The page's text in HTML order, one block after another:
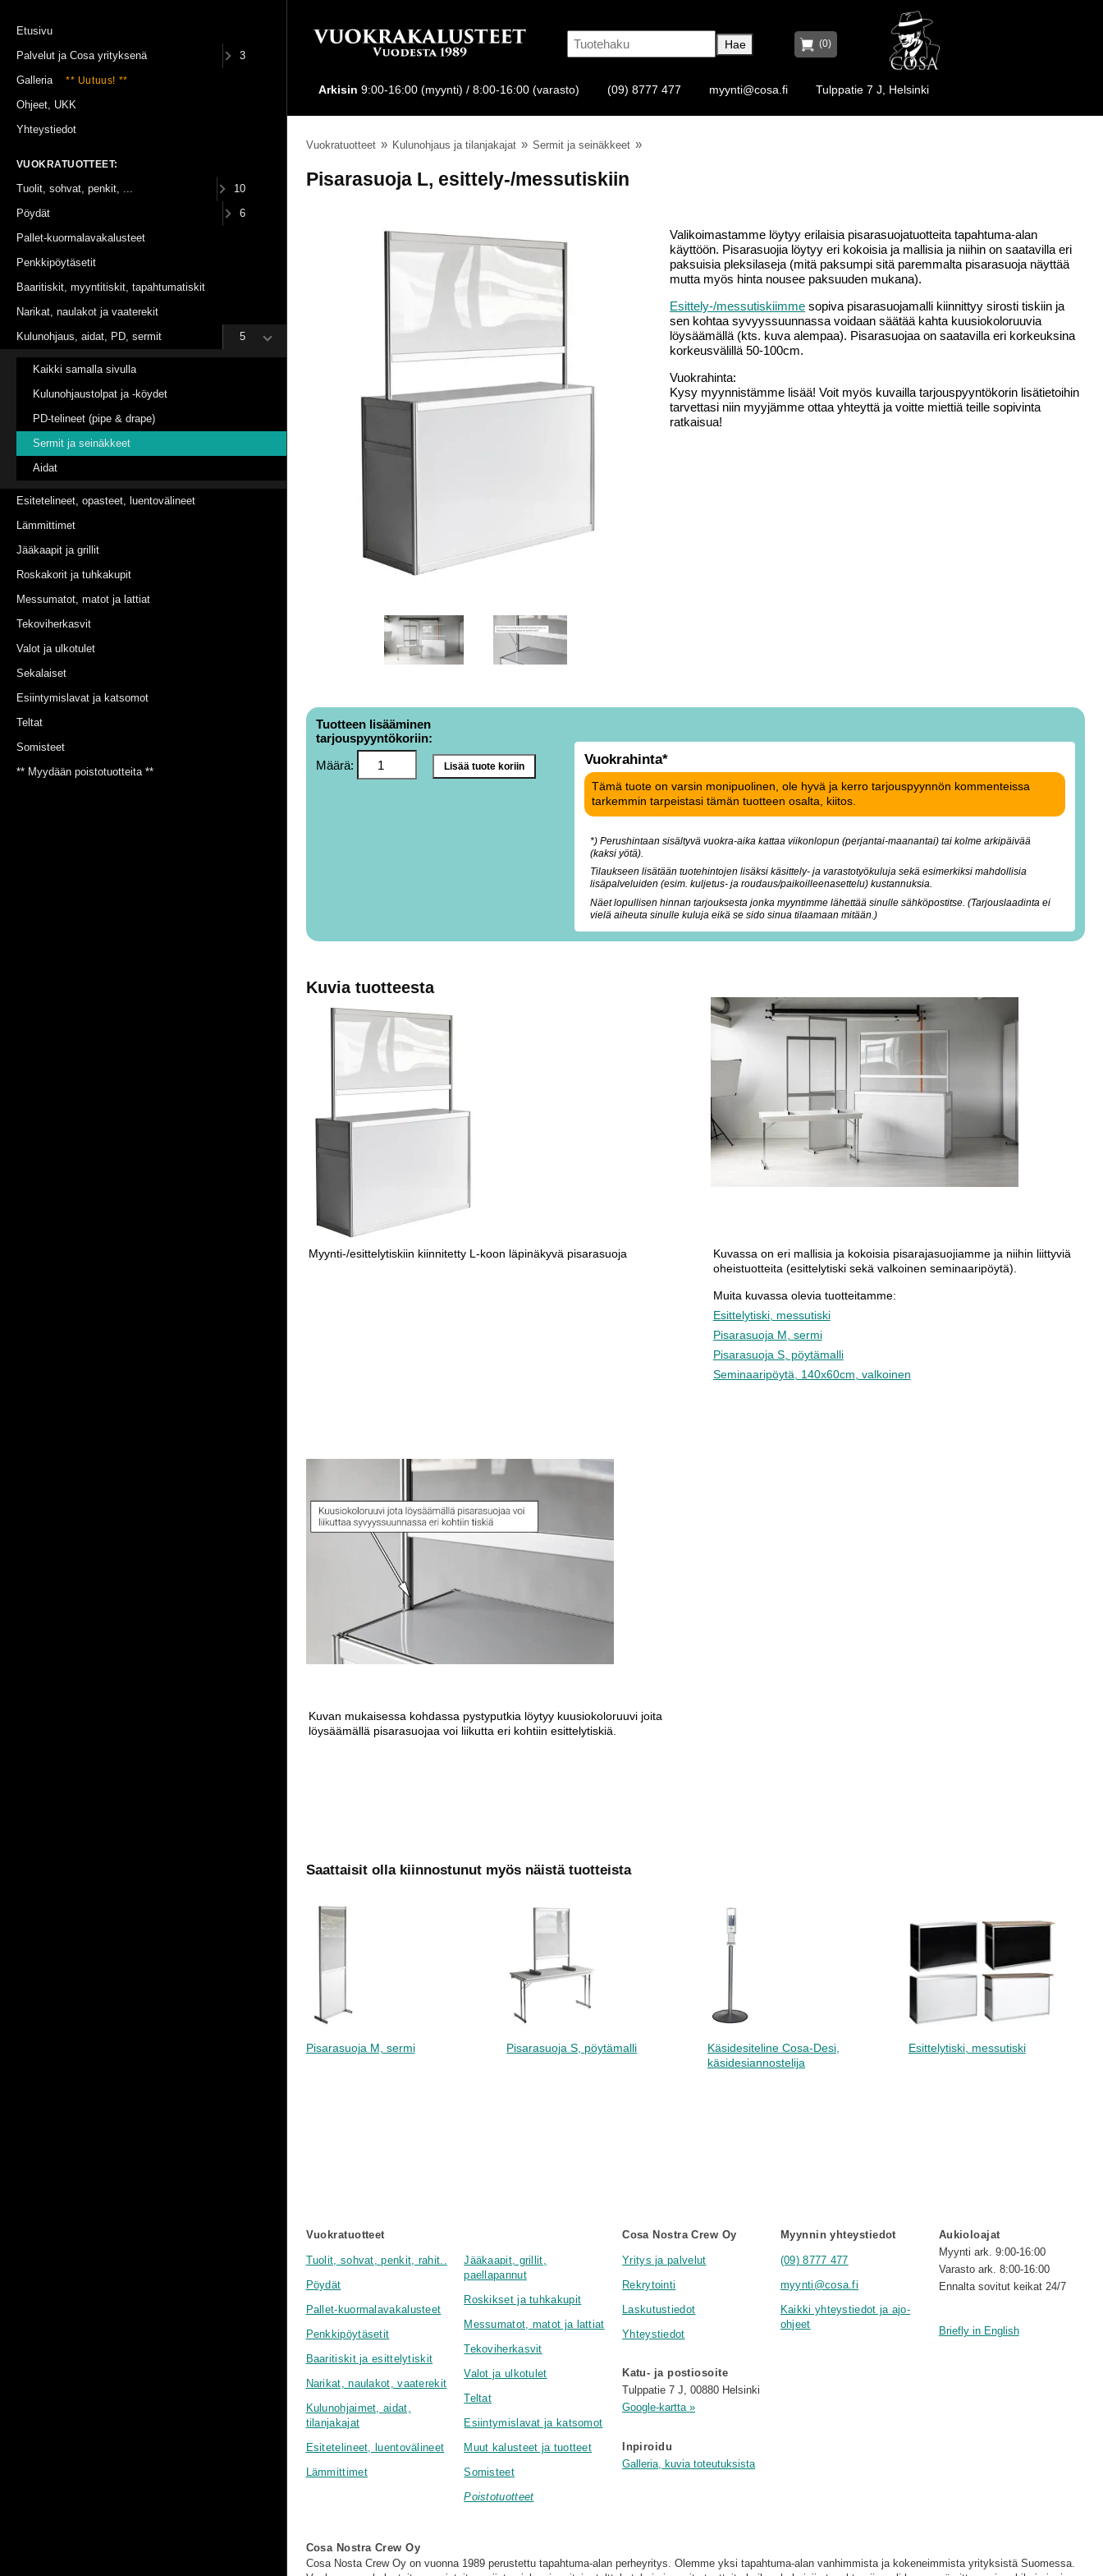
(0)
Arkisin 9:00-16:00 (myynti) / 8:00-16:00 (varasto) (09) 8777 477 myynti@cosa.fi Tulppatie 7 J, Helsinki
Vuokratuotteet Kulunohjaus ja tilanjakajat Sermit ja seinäkkeet
Pisarasuoja L, esittely-/messutiskiin
Valikoimastamme löytyy erilaisia pisarasuojatuotteita tapahtuma-alan
käyttöön. Pisarasuojia löytyy eri kokoisia ja mallisia ja niihin on saatavilla eri
paksuisia pleksilaseja (mitä paksumpi sitä paremmalta pisarasuoja näyttää
mutta myös hinta nousee paksuuden mukana).
Esittely-/messutiskiimme sopiva pisarasuojamalli kiinnittyy sirosti tiskiin ja
sen kohtaa syvyyssuunnassa voidaan säätää kahta kuusiokoloruuvia
löysäämällä (kts. kuva alempaa). Pisarasuojaa on saatavilla eri korkeuksina
korkeusvälillä 50-100cm.
Vuokrahinta:
Kysy myynnistämme lisää! Voit myös kuvailla tarjouspyyntökorin lisätietoihin
tarvettasi niin myyjämme ottaa yhteyttä ja voitte miettiä teille sopivinta
ratkaisua!
Tuotteen lisääminen
tarjouspyyntökoriin:
Määrä:
Vuokrahinta*
Tämä tuote on varsin monipuolinen, ole hyvä ja kerro tarjouspyynnön kommenteissa
tarkemmin tarpeistasi tämän tuotteen osalta, kiitos.
*) Perushintaan sisältyvä vuokra-aika kattaa viikonlopun (perjantai-maanantai) tai kolme arkipäivää
(kaksi yötä).
Tilaukseen lisätään tuotehintojen lisäksi käsittely- ja varastotyökuluja sekä esimerkiksi mahdollisia
lisäpalveluiden (esim. kuljetus- ja roudaus/paikoilleenasettelu) kustannuksia.
Näet lopullisen hinnan tarjouksesta jonka myyntimme lähettää sinulle sähköpostitse. (Tarjouslaadinta ei
vielä aiheuta sinulle kuluja eikä se sido sinua tilaamaan mitään.)
Kuvia tuotteesta
Myynti-/esittelytiskiin kiinnitetty L-koon läpinäkyvä pisarasuoja
Kuvassa on eri mallisia ja kokoisia pisarajasuojiamme ja niihin liittyviä
oheistuotteita (esittelytiski sekä valkoinen seminaaripöytä).
Muita kuvassa olevia tuotteitamme:
Esittelytiski, messutiski
Pisarasuoja M, sermi
Pisarasuoja S, pöytämalli
Seminaaripöytä, 140x60cm, valkoinen
Kuvan mukaisessa kohdassa pystyputkia löytyy kuusiokoloruuvi joita
löysäämällä pisarasuojaa voi liikutta eri kohtiin esittelytiskiä.
Saattaisit olla kiinnostunut myös näistä tuotteista
Pisarasuoja M, sermi Pisarasuoja S, pöytämalli
Käsidesiteline Cosa-Desi,
käsidesiannostelija
Esittelytiski, messutiski
Vuokratuotteet
Tuolit, sohvat, penkit, rahit..
Pöydät
Pallet-kuormalavakalusteet
Penkkipöytäsetit
Baaritiskit ja esittelytiskit
Narikat, naulakot, vaaterekit
Kulunohjaimet, aidat,
tilanjakajat
Esitetelineet, luentovälineet
Lämmittimet
Jääkaapit, grillit,
paellapannut
Roskikset ja tuhkakupit
Messumatot, matot ja lattiat
Tekoviherkasvit
Valot ja ulkotulet
Teltat
Esiintymislavat ja katsomot
Muut kalusteet ja tuotteet
Somisteet
Poistotuotteet
Cosa Nostra Crew Oy
Yritys ja palvelut
Rekrytointi
Laskutustiedot
Yhteystiedot
Katu- ja postiosoite
Tulppatie 7 J, 00880 Helsinki
Google-kartta »
Inpiroidu
Galleria, kuvia toteutuksista
Myynnin yhteystiedot
(09) 8777 477
myynti@cosa.fi
Kaikki yhteystiedot ja ajo-
ohjeet
Aukioloajat
Myynti ark. 9:00-16:00
Varasto ark. 8:00-16:00
Ennalta sovitut keikat 24/7
Briefly in English
Cosa Nostra Crew Oy
Cosa Nosta Crew Oy on vuonna 1989 perustettu tapahtuma-alan perheyritys. Olemme yksi tapahtuma-alan vanhimmista ja kokeneimmista yrityksistä Suomessa.
Etusivu
Palvelut ja Cosa yrityksenä
3
Galleria
** Uutuus! **
Ohjeet, UKK
Yhteystiedot
VUOKRATUOTTEET:
Tuolit, sohvat, penkit, ...
10
Pöydät
6
Pallet-kuormalavakalusteet
Penkkipöytäsetit
Baaritiskit, myyntitiskit, tapahtumatiskit
Narikat, naulakot ja vaaterekit
Kulunohjaus, aidat, PD, sermit
5
Kaikki samalla sivulla
Kulunohjaustolpat ja -köydet
PD-telineet (pipe & drape)
Sermit ja seinäkkeet
Aidat
Esitetelineet, opasteet, luentovälineet
Lämmittimet
Jääkaapit ja grillit
Roskakorit ja tuhkakupit
Messumatot, matot ja lattiat
Tekoviherkasvit
Valot ja ulkotulet
Sekalaiset
Esiintymislavat ja katsomot
Teltat
Somisteet
** Myydään poistotuotteita **